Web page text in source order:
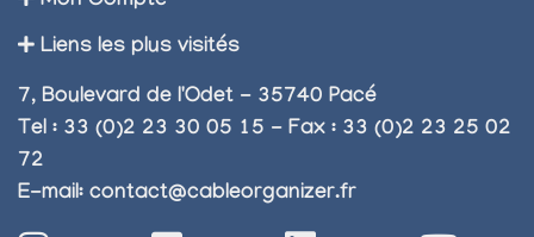
Liens les plus visités
7, Boulevard de l'Odet - 35740 Pacé
Tel : 33 (0)2 23 30 05 15 - Fax : 33 (0)2 23 25 02
72
E-mail: contact@cableorganizer.fr